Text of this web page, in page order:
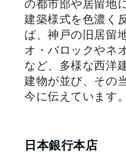
の都市部や居留地
建築様式を色濃く
ば、神戸の旧居留
オ・バロックやネ
など、多様な西洋
建物が並び、その
今に伝えています。
日本銀行本店